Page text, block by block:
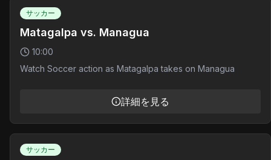
サッカー
Matagalpa vs. Managua
10:00
Watch Soccer action as Matagalpa takes on Managua
詳細を見る
サッカー